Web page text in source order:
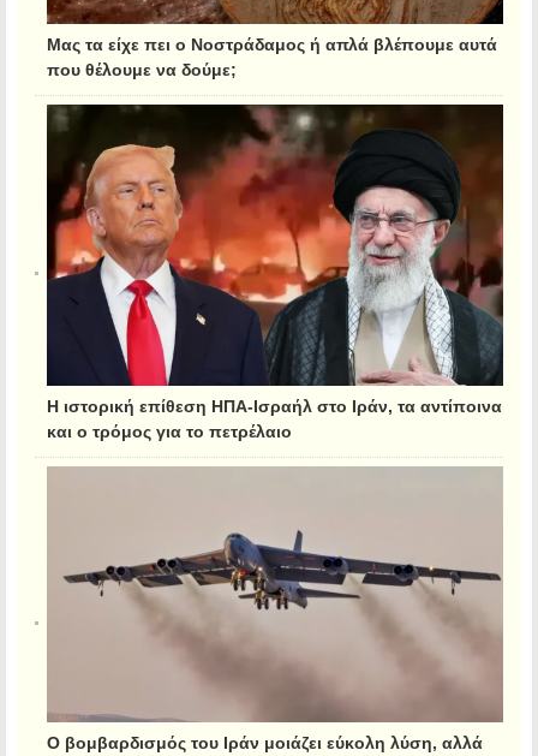
Μας τα είχε πει ο Νοστράδαμος ή απλά βλέπουμε αυτά
που θέλουμε να δούμε;
Η ιστορική επίθεση ΗΠΑ-Ισραήλ στο Ιράν, τα αντίποινα
και ο τρόμος για το πετρέλαιο
Ο βομβαρδισμός του Ιράν μοιάζει εύκολη λύση, αλλά